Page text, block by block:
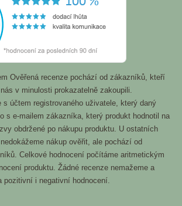
Ověřená recenze pochází od zákazníků, kteří
v minulosti prokazatelně zakoupili.
s účtem registrovaného uživatele, který daný
s e-mailem zákazníka, který produkt hodnotil na
obdržené po nákupu produktu. U ostatních
nákup ověřit, ale pochází od
Celkové hodnocení počítáme aritmetickým
produktu. Žádné recenze nemažeme a
pozitivní i negativní hodnocení.